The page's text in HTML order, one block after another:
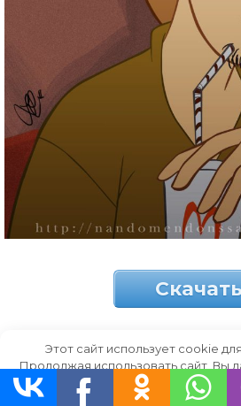
Арт с Шэгги.
Этот сайт использует cookie
Продолжая использовать сайт, Вы
работу с этими